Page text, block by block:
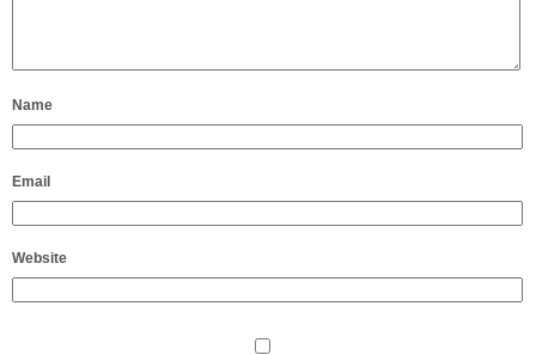
Name
Email
Website